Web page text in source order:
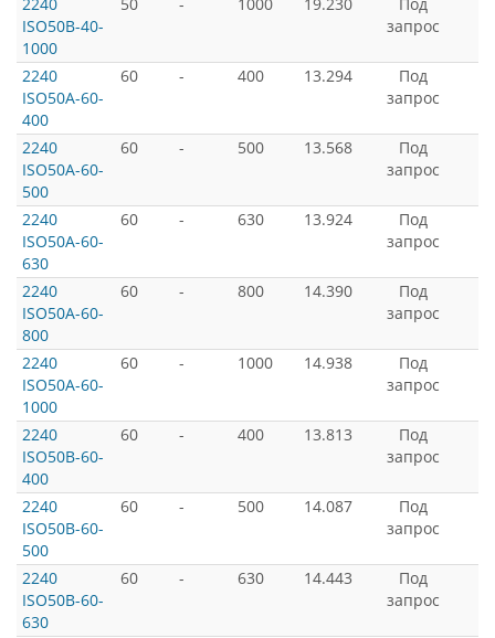
ISO50B-40-
1000
запрос
2240
ISO50A-60-
400
60 - 400 13.294
Под
запрос
2240
ISO50A-60-
500
60 - 500 13.568
Под
запрос
2240
ISO50A-60-
630
60 - 630 13.924
Под
запрос
2240
ISO50A-60-
800
60 - 800 14.390
Под
запрос
2240
ISO50A-60-
1000
60 - 1000 14.938
Под
запрос
2240
ISO50B-60-
400
60 - 400 13.813
Под
запрос
2240
ISO50B-60-
500
60 - 500 14.087
Под
запрос
2240
ISO50B-60-
630
60 - 630 14.443
Под
запрос